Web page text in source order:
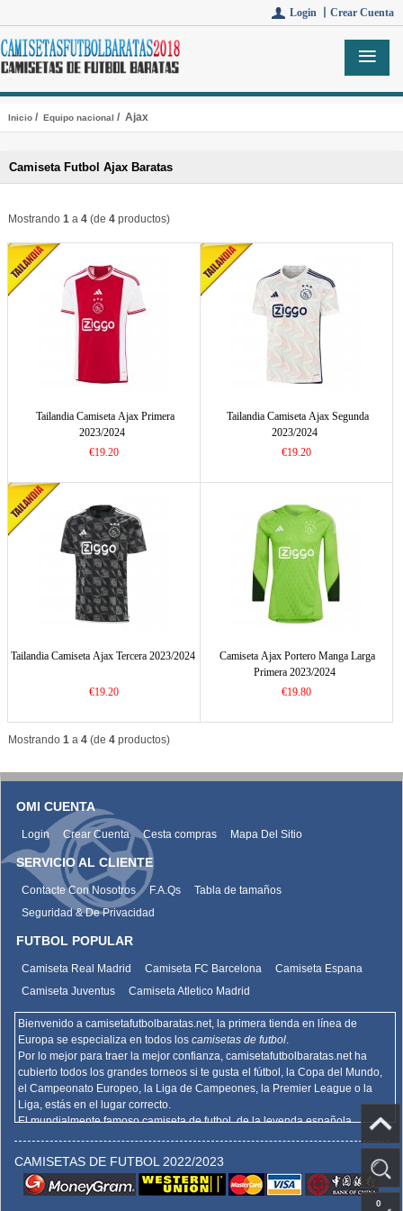
Login 丨 Crear Cuenta
Inicio/ Equipo nacional / Ajax
Camiseta Futbol Ajax Baratas
Mostrando 1a 4(de 4productos)
Tailandia Camiseta Ajax Primera
2023/2024
€19.20
Tailandia Camiseta Ajax Segunda
2023/2024
€19.20
Tailandia Camiseta Ajax Tercera 2023/2024
€19.20
Camiseta Ajax Portero Manga Larga
Primera 2023/2024
€19.80
Mostrando 1a 4(de 4productos)
OMI CUENTA
Login Crear Cuenta Cesta compras Mapa Del Sitio
SERVICIO AL CLIENTE
Contacte Con Nosotros F.A.Qs
Tabla de tamaños
Seguridad & De Privacidad
FUTBOL POPULAR
Camiseta Real Madrid Camiseta FC Barcelona
Camiseta Espana
Camiseta Juventus
Camiseta Atletico Madrid
Bienvenido a camisetafutbolbaratas.net, la primera tienda en línea de
Europa se especializa en todos los camisetas de futbol.
Por lo mejor para traer la mejor confianza, camisetafutbolbaratas.netha
cubierto todos los grandes torneos si te gusta el fútbol, la Copa del Mundo,
el Campeonato Europeo, la Liga de Campeones, la Premier League o la
Liga, estás en el lugar correcto.
El mundialmente famoso camiseta de futbol, de la leyenda española
mejorcamisetas futbol baratas.
Hemos actualizado la copia de la camiseta de fútbol en los muchos
departamentos de élite de Europa, la Bundesliga, la Liga francesa, la Liga,
CAMISETAS DE FUTBOL 2022/2023
0